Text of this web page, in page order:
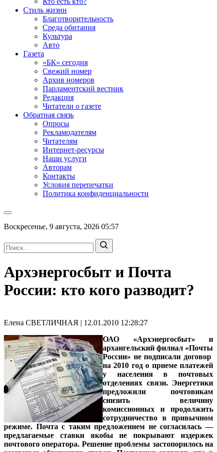
Стиль жизни
Благотворительность
Среда обитания
Культура
Авто
Газета
«БК» сегодня
Свежий номер
Архив номеров
Парламентский вестник
Редакция
Читатели о газете
Обратная связь
Опросы
Рекламодателям
Читателям
Интернет-ресурсы
Наши услуги
Авторам
Контакты
Условия перепечатки
Политика конфиденциальности
Воскресенье, 9 августа, 2026 05:57
Архэнергосбыт и Почта
России: кто кого разводит?
Елена СВЕТЛИЧНАЯ | 12.01.2010 12:28:27
ОАО «Архэнергосбыт» и
архангельский филиал «Почты
России» не подписали договор
на 2010 год о приеме платежей
у населения в почтовых
отделениях связи. Энергетики
предложили почтовикам
снизить величину
комиссионных и продолжить
сотрудничество в привычном
режиме. Почта с таким предложением не согласилась —
предлагаемые ставки якобы не покрывают издержек
почтового оператора. Решение проблемы застопорилось на